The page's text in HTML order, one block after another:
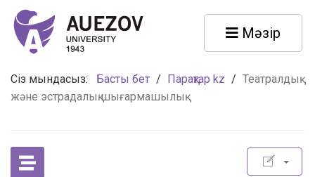
Мәзір
Сіз мындасыз: Басты бет / Парақтар kz / Театралдық
және эстрадалық шығармашылық